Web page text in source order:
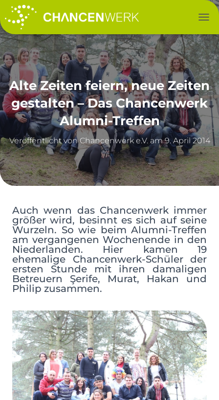
Alte Zeiten feiern, neue Zeiten
gestalten – Das Chancenwerk
Alumni-Treffen
Veröffentlicht von am9. April 2014
Auch wenn das Chancenwerk immer
größer wird, besinnt es sich auf seine
Wurzeln. So wie beim Alumni-Treffen
am vergangenen Wochenende in den
Niederlanden. Hier kamen 19
ehemalige Chancenwerk-Schüler der
ersten Stunde mit ihren damaligen
Betreuern Şerife, Murat, Hakan und
Philip zusammen.